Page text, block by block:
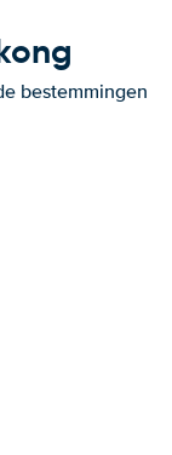
bestemmingen